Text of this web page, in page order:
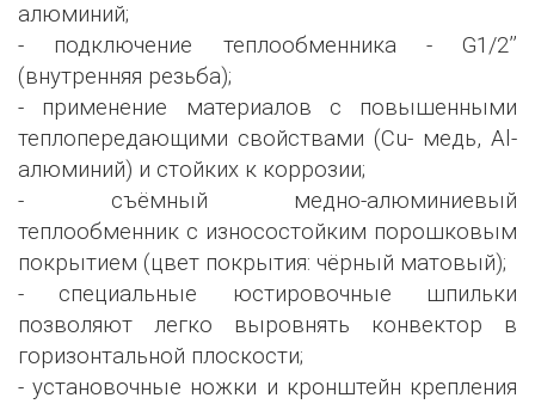
алюминий;
- подключение теплообменника - G1/2’’
(внутренняя резьба);
- применение материалов с повышенными
теплопередающими свойствами (Сu- медь, Al-
алюминий) и стойких к коррозии;
- съёмный медно-алюминиевый
теплообменник с износостойким порошковым
покрытием (цвет покрытия: чёрный матовый);
- специальные юстировочные шпильки
позволяют легко выровнять конвектор в
горизонтальной плоскости;
- установочные ножки и кронштейн крепления